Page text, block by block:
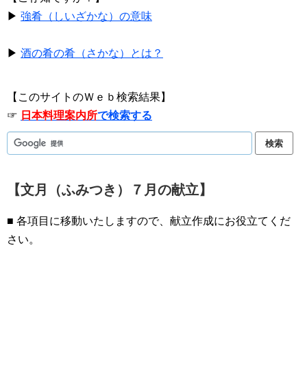
▶ 強肴（しいざかな）の意味
▶ 酒の肴の肴（さかな）とは？
【このサイトのＷｅｂ検索結果】
☞ 日本料理案内所で検索する
【文月（ふみつき）７月の献立】
■ 各項目に移動いたしますので、献立作成にお役立てくだ
さい。